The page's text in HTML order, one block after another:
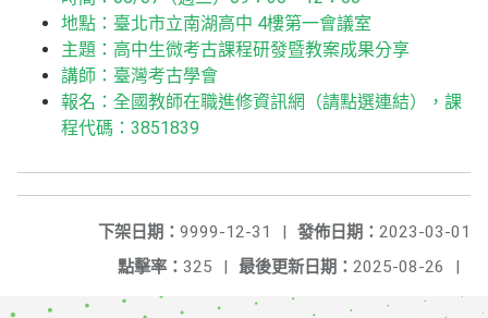
地點：臺北市立南湖高中 4樓第一會議室
主題：高中生微考古課程研發暨教案成果分享
講師：臺灣考古學會
報名： 全國教師在職進修資訊網（請點選連結）
，課
程代碼：3851839
發佈日期： 2023-03-01
下架日期： 9999-12-31
|
最後更新日期： 2025-08-26 |
點擊率： 325 |